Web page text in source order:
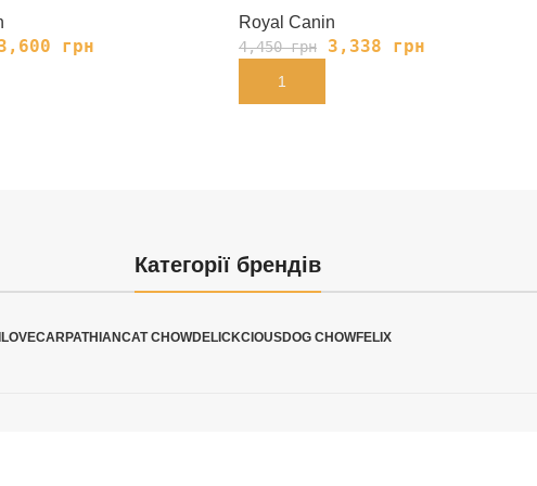
грн
Royal Canin
4,450грн 3,338 грн
В КОРЗИНУ
Категорії брендів
CARPATHIANCAT CHOWDELICKCIOUSDOG CHOWFELIX